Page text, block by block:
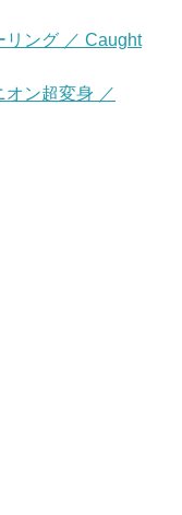
リング ／ Caught
オン超変身 ／